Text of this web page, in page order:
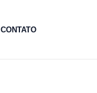
CONTATO